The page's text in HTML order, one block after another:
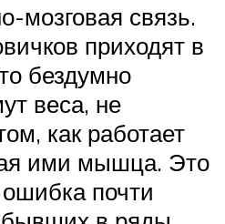
мозговая связь.
приходят в
бездумно
веса, не
как работает
ими мышца. Это
почти